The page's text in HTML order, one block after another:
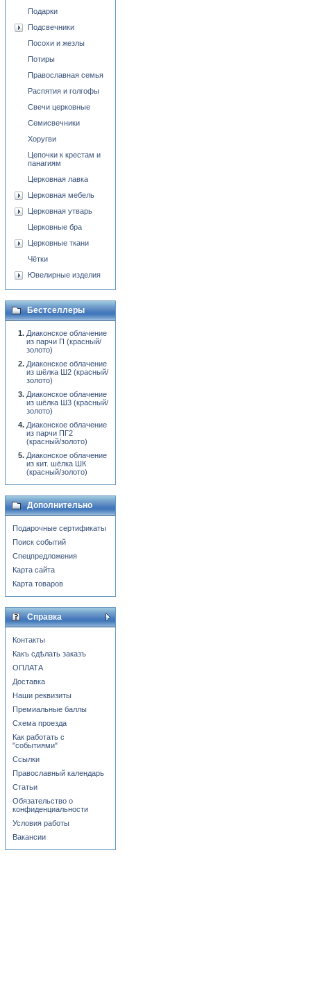
Подарки
Подсвечники
Посохи и жезлы
Потиры
Православная семья
Распятия и голгофы
Свечи церковные
Семисвечники
Хоругви
Цепочки к крестам и
панагиям
Церковная лавка
Церковная мебель
Церковная утварь
Церковные бра
Церковные ткани
Чётки
Ювелирные изделия
Бестселлеры
Диаконское облачение
из парчи П (красный/
золото)
Диаконское облачение
из шёлка Ш2 (красный/
золото)
Диаконское облачение
из шёлка Ш3 (красный/
золото)
Диаконское облачение
из парчи ПГ2
(красный/золото)
Диаконское облачение
из кит. шёлка ШК
(красный/золото)
Дополнительно
Подарочные сертификаты
Поиск событий
Спецпредложения
Карта сайта
Карта товаров
Справка
Контакты
Какъ сдѣлать заказъ
ОПЛАТА
Доставка
Наши реквизиты
Премиальные баллы
Схема проезда
Как работать с
"событиями"
Ссылки
Православный календарь
Статьи
Обязательство о
конфиденциальности
Условия работы
Вакансии